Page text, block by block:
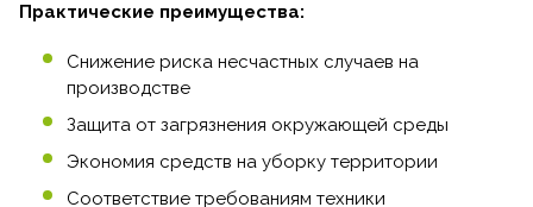
Практические преимущества:
Снижение риска несчастных случаев на
производстве
Защита от загрязнения окружающей среды
Экономия средств на уборку территории
Соответствие требованиям техники